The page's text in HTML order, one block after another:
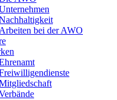
Arbeiten bei der AWO